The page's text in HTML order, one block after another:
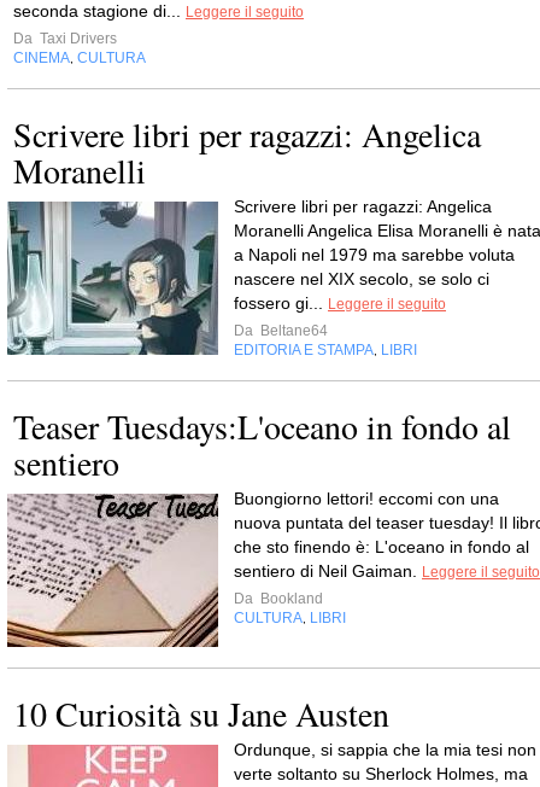
seconda stagione di...
Leggere il seguito
Da Taxi Drivers
CINEMA CULTURA
Scrivere libri per ragazzi: Angelica
Moranelli
Scrivere libri per ragazzi: Angelica
Moranelli Angelica Elisa Moranelli è nata
a Napoli nel 1979 ma sarebbe voluta
nascere nel XIX secolo, se solo ci
fossero gi...
Leggere il seguito
Da Beltane64
EDITORIA E STAMPA LIBRI
Teaser Tuesdays:L'oceano in fondo al
sentiero
Buongiorno lettori! eccomi con una
nuova puntata del teaser tuesday! Il
che sto finendo è: L'oceano in fondo al
sentiero di Neil Gaiman.
Leggere il seguito
Da Bookland
CULTURA LIBRI
10 Curiosità su Jane Austen
Ordunque, si sappia che la mia tesi non
verte soltanto su Sherlock Holmes, ma